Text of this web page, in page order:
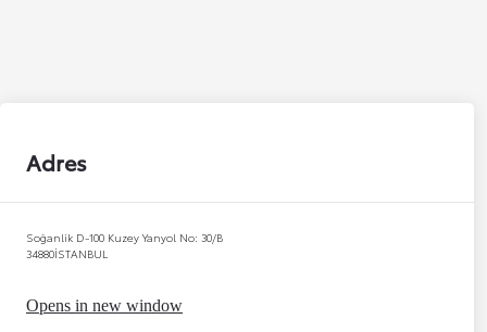
Adres
Soğanlik D-100 Kuzey Yanyol No: 30/B
34880İSTANBUL
Opens in new window